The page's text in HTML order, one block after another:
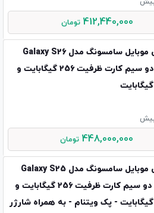
412,440,000 تومان
گوشی موبایل سامسونگ مدل Galaxy S26
Plus دو سیم کارت ظرفیت 256 گیگابایت و
448,000,000 تومان
گوشی موبایل سامسونگ مدل Galaxy S25
Ultra دو سیم کارت ظرفیت 256 گیگابایت و
رم 12 گیگابایت - پک ویتنام - به همراه شارژر